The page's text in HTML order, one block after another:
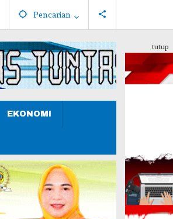
Pencarian
EKONOMI
tutup